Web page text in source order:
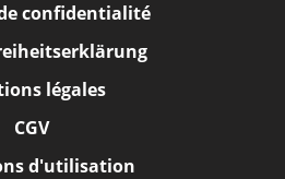
confidentialité
légales
CGV
d'utilisation